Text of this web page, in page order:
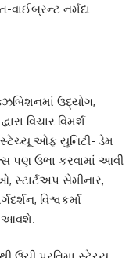
વાઈબ્રન્ટ નર્મદા
ઉદ્યોગ,
વિચાર વિમર્શ
સ્ટેચ્યૂ ઓફ યુનિટી- ડેમ
પણ ઉભા કરવામાં આવી
સ્ટાર્ટઅપ સેમીનાર,
વિશ્વકર્મા
આવશે.